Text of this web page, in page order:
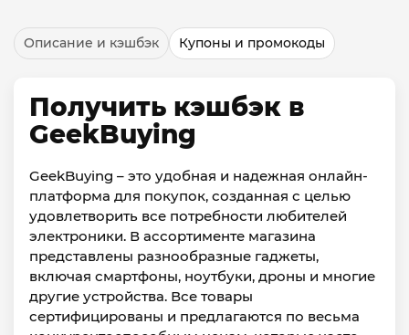
Описание и кэшбэк Купоны и промокоды
Получить кэшбэк в
GeekBuying
GeekBuying – это удобная и надежная онлайн-
платформа для покупок, созданная с целью
удовлетворить все потребности любителей
электроники. В ассортименте магазина
представлены разнообразные гаджеты,
включая смартфоны, ноутбуки, дроны и многие
другие устройства. Все товары
сертифицированы и предлагаются по весьма